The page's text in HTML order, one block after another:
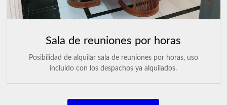
Sala de reuniones por horas
Posibilidad de alquilar sala de reuniones por horas, uso
incluido con los despachos ya alquilados.